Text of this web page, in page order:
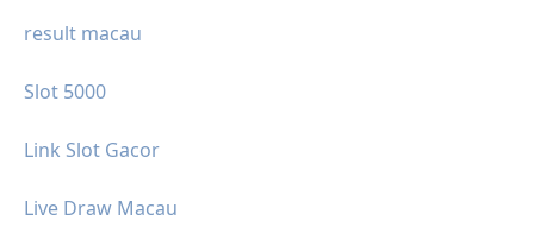
result macau
Slot 5000
Link Slot Gacor
Live Draw Macau